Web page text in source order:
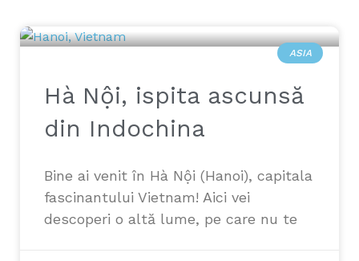
ASIA
Hà Nội, ispita ascunsă
din Indochina
Bine ai venit în Hà Nội (Hanoi), capitala
fascinantului Vietnam! Aici vei
descoperi o altă lume, pe care nu te